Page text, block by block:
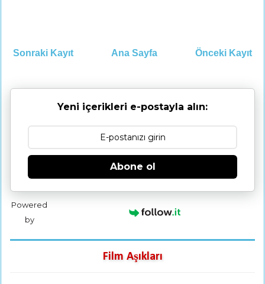
Sonraki Kayıt Önceki Kayıt
Ana Sayfa
Yeni içerikleri e-postayla alın:
Abone ol
Powered
by
Film Aşıkları